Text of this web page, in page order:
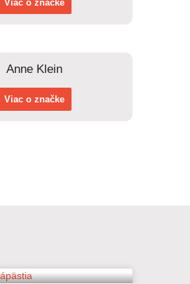
Viac o značke
Anne Klein
Viac o značke